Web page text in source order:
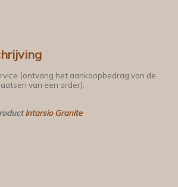
(ontvang het aankoopbedrag van de
van een order).
Intarsio Granite